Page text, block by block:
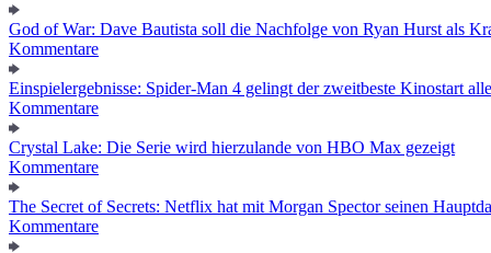
God of War: Dave Bautista soll die Nachfolge von Ryan Hurst als
Kommentare
Einspielergebnisse: Spider-Man 4 gelingt der zweitbeste Kinostart
Kommentare
Crystal Lake: Die Serie wird hierzulande von HBO Max gezeigt
Kommentare
The Secret of Secrets: Netflix hat mit Morgan Spector seinen
Kommentare